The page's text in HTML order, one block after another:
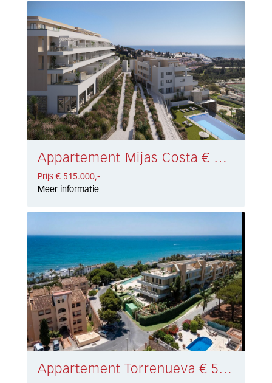
Appartement Mijas Costa € 515.000,-
Prijs € 515.000,-
Meer informatie
Appartement Torrenueva € 550.000,-